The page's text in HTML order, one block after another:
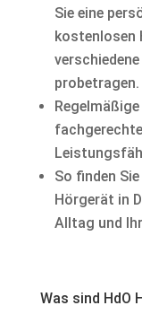
Sie eine
kostenlosen
probetragen.
So finden
Hörgerät in
Alltag und
Was sind HdO